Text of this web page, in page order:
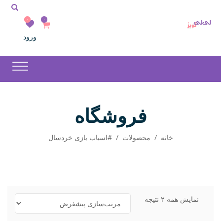
۰ ۰
ورود
فروشگاه
خانه / محصولات /#اسباب بازی خردسال
نمایش همه ۲ نتیجه